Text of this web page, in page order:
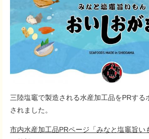
三陸塩竈で製造される水産加工品をPRする
されました。
市内水産加工品PRページ「みなと塩竈旨い